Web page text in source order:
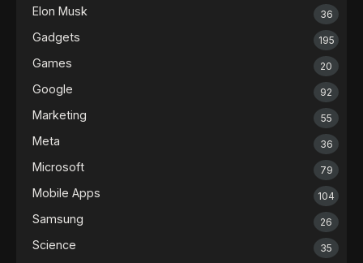
Elon Musk 36
Gadgets 195
Games 20
Google 92
Marketing 55
Meta 36
Microsoft 79
Mobile Apps 104
Samsung 26
Science 35